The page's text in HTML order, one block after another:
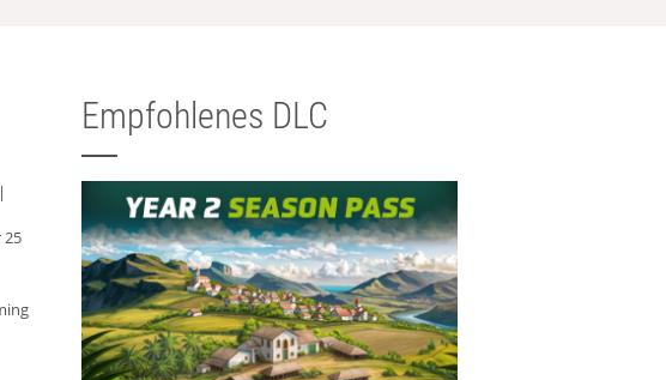
Empfohlenes DLC